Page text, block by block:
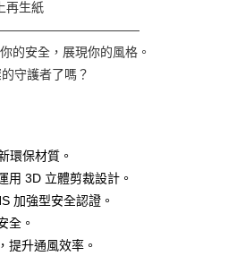
」，訂單成立後會自動跳轉到大哥付的交易
分期的期數、繳款截止日，確認付款後即完
用金額請依後續交易確認頁面所載為準。
確認交易或遇審核未通過，訂單將自動取
之後才付款」的支付方式。 讓您購物簡單
再生紙
的安全，展現你的風格。
守護者了嗎？
環保材質。
用 3D 立體剪裁設計。
加強型安全認證。
全。
提升通風效率。